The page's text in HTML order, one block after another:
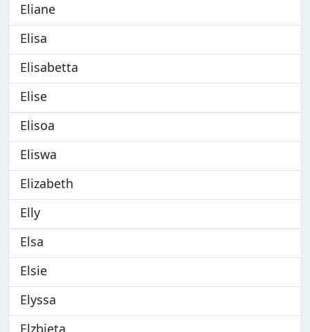
Eliane
Elisa
Elisabetta
Elise
Elisoa
Eliswa
Elizabeth
Elly
Elsa
Elsie
Elyssa
Elzbieta